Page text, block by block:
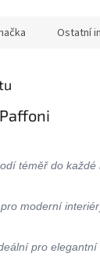
Ostatní
téměř do každé
moderní
pro elegantní